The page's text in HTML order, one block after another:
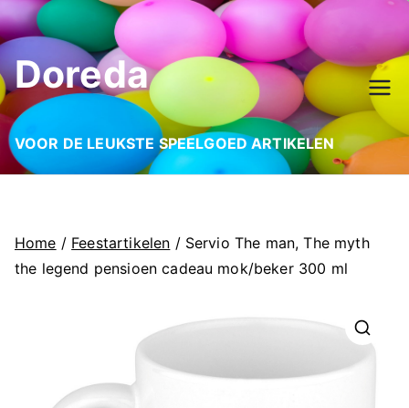
Ga
naar
de
inhoud
Doreda
VOOR DE LEUKSTE SPEELGOED ARTIKELEN
Home / Feestartikelen / Servio The man, The myth
the legend pensioen cadeau mok/beker 300 ml